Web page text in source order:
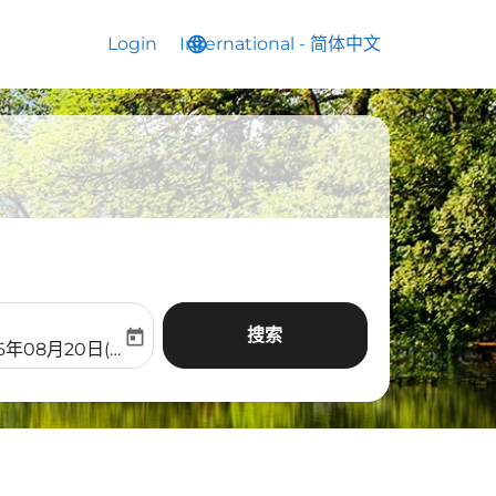
Login language
International - 简体中文
keyboard_arrow_down
labelreturn-date-aria-label
08月20日(周四)
today 搜索